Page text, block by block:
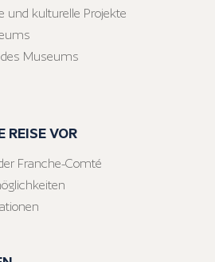
und kulturelle Projekte
Museums
REISE VOR
Franche-Comté